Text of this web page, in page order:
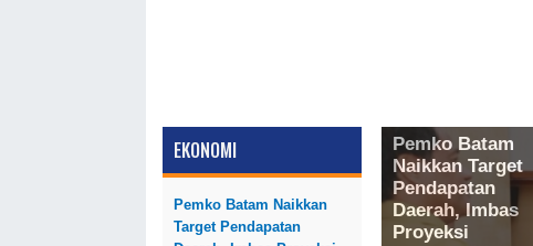
EKONOMI
Pemko Batam Naikkan
Target Pendapatan
Pemko Batam
Naikkan Target
Pendapatan
Daerah, Imbas
Proyeksi